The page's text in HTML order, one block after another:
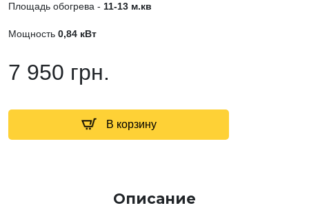
Площадь обогрева - 11-13 м.кв
Мощность 0,84 кВт
7 950 грн.
В корзину
Описание